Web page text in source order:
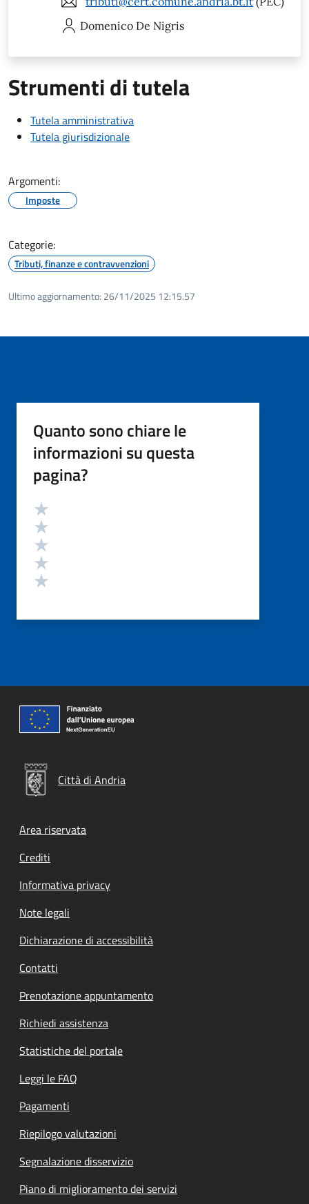
Domenico De Nigris
Strumenti di tutela
Tutela amministrativa
Tutela giurisdizionale
Argomenti:
Imposte
Categorie:
Tributi, finanze e contravvenzioni
Ultimo aggiornamento: 26/11/2025 12:15.57
Quanto sono chiare le
informazioni su questa
pagina?
Valutazione
Città di Andria
Footer menu
Area riservata
Crediti
Informativa privacy
Note legali
Dichiarazione di accessibilità
Contatti
Prenotazione appuntamento
Richiedi assistenza
Statistiche del portale
Leggi le FAQ
Pagamenti
Riepilogo valutazioni
Segnalazione disservizio
Piano di miglioramento dei servizi